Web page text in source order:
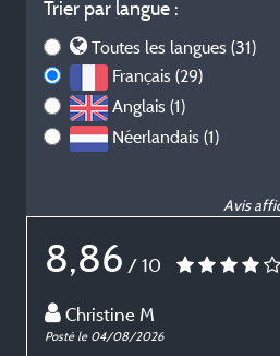
Trier par langue :
Toutes les langues (31)
Français (29)
Anglais (1)
Néerlandais (1)
Avis
8,86 / 10
Christine M
Posté le 04/08/2026